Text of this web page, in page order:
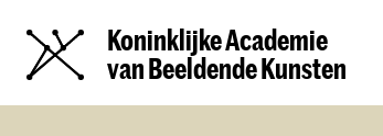
Koninklijke Academie
van Beeldende Kunsten